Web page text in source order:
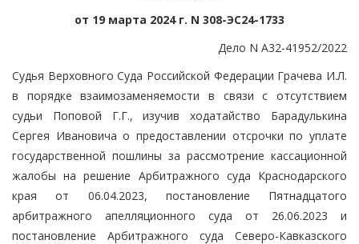
от 19 марта 2024 г. N 308-ЭС24-1733
Дело N А32-41952/2022
Судья Верховного Суда Российской Федерации Грачева И.Л.
в порядке взаимозаменяемости в связи с отсутствием
судьи Поповой Г.Г., изучив ходатайство Барадулькина
Сергея Ивановича о предоставлении отсрочки по уплате
государственной пошлины за рассмотрение кассационной
жалобы на решение Арбитражного суда Краснодарского
края от 06.04.2023, постановление Пятнадцатого
арбитражного апелляционного суда от 26.06.2023 и
постановление Арбитражного суда Северо-Кавказского